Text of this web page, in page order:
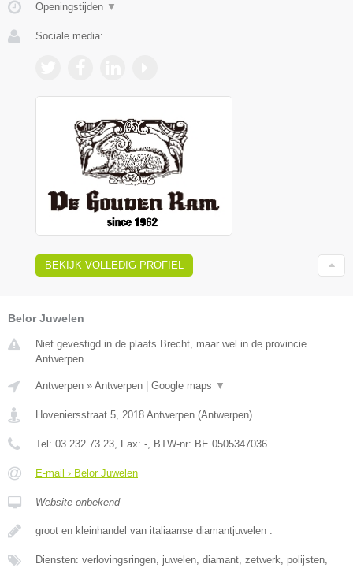
Openingstijden ▼
Sociale media:
BEKIJK VOLLEDIG PROFIEL
Belor Juwelen
Niet gevestigd in de plaats Brecht, maar wel in de provincie
Antwerpen.
Antwerpen » Antwerpen Google maps ▼
Hoveniersstraat 5, 2018 Antwerpen (Antwerpen)
Tel: 03 232 73 23, Fax: -, BTW-nr: BE 0505347036
E-mail › Belor Juwelen
Website onbekend
groot en kleinhandel van italiaanse diamantjuwelen .
Diensten: verlovingsringen, juwelen, diamant, zetwerk, polijsten,